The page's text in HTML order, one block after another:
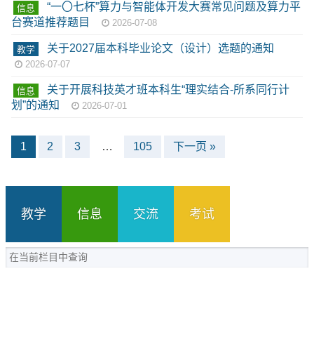
信息
“一〇七杯”算力与智能体开发大赛常见问题及算力平
台赛道推荐题目
2026-07-08
教学 关于2027届本科毕业论文（设计）选题的通知
2026-07-07
信息
关于开展科技英才班本科生“理实结合-所系同行计
划”的通知
2026-07-01
1 2 3 … 105 下一页 »
教学 信息 交流 考试